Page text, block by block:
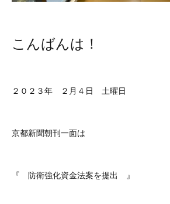
こんばんは！
２０２３年 ２月４日 土曜日
京都新聞朝刊一面は
『 防衛強化資金法案を提出 』